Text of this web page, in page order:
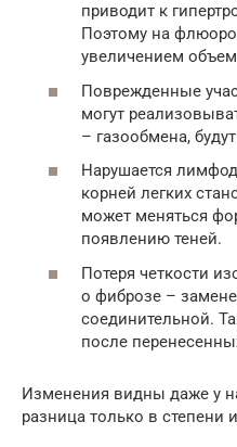
приводит к
Поэтому на
увеличением
Поврежденные
могут
– газообмена,
Нарушается
корней легких
может меняться
появлению теней.
Потеря четкости
о фиброзе –
соединительной.
после
Изменения видны даже у
разница только в степени